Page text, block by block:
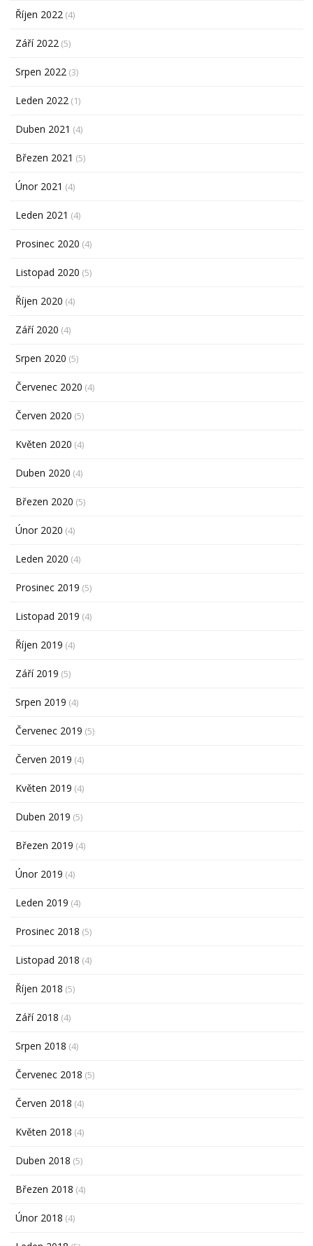
Říjen 2022 (4)
Září 2022 (5)
Srpen 2022 (3)
Leden 2022 (1)
Duben 2021 (4)
Březen 2021 (5)
Únor 2021 (4)
Leden 2021 (4)
Prosinec 2020 (4)
Listopad 2020 (5)
Říjen 2020 (4)
Září 2020 (4)
Srpen 2020 (5)
Červenec 2020 (4)
Červen 2020 (5)
Květen 2020 (4)
Duben 2020 (4)
Březen 2020 (5)
Únor 2020 (4)
Leden 2020 (4)
Prosinec 2019 (5)
Listopad 2019 (4)
Říjen 2019 (4)
Září 2019 (5)
Srpen 2019 (4)
Červenec 2019 (5)
Červen 2019 (4)
Květen 2019 (4)
Duben 2019 (5)
Březen 2019 (4)
Únor 2019 (4)
Leden 2019 (4)
Prosinec 2018 (5)
Listopad 2018 (4)
Říjen 2018 (5)
Září 2018 (4)
Srpen 2018 (4)
Červenec 2018 (5)
Červen 2018 (4)
Květen 2018 (4)
Duben 2018 (5)
Březen 2018 (4)
Únor 2018 (4)